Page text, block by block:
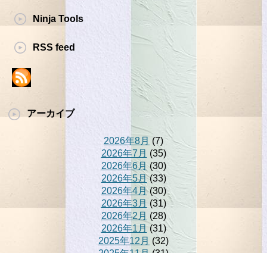
Ninja Tools
RSS feed
アーカイブ
2026年8月 (7)
2026年7月 (35)
2026年6月 (30)
2026年5月(33)
2026年4月(30)
2026年3月 (31)
2026年2月 (28)
2026年1月 (31)
2025年12月 (32)